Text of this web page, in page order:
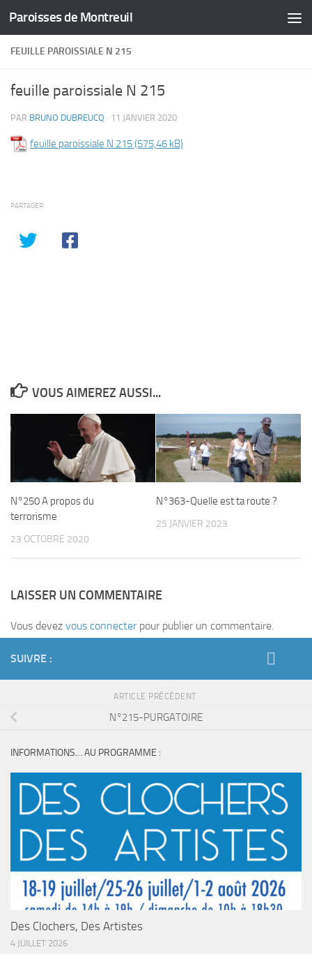
Skip to content
Paroisses de Montreuil
FEUILLE PAROISSIALE N 215
feuille paroissiale N 215
PAR BRUNO DUBREUCQ · 11 JANVIER 2020
feuille paroissiale N 215
PARTAGER
VOUS AIMEREZ AUSSI...
N°250 A propos du
terrorisme
23 OCTOBRE 2020
N°363-Quelle est ta route ?
25 JANVIER 2023
LAISSER UN COMMENTAIRE
Vous devez vous connecterpour publier un commentaire.
SUIVRE :
ARTICLE PRÉCÉDENT
N°215-PURGATOIRE
INFORMATIONS… AU PROGRAMME :
Des Clochers, Des Artistes
4 JUILLET 2026